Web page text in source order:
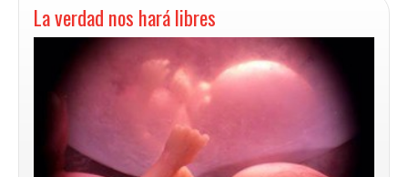
La verdad nos hará libres